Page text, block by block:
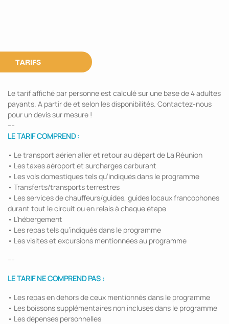
TARIFS
Le tarif affiché par personne est calculé sur une base de 4 adultes
payants. A partir de et selon les disponibilités. Contactez-nous
pour un devis sur mesure !
---
LE TARIF COMPREND :
• Le transport aérien aller et retour au départ de La Réunion
• Les taxes aéroport et surcharges carburant
• Les vols domestiques tels qu’indiqués dans le programme
• Transferts/transports terrestres
• Les services de chauffeurs/guides, guides locaux francophones
durant tout le circuit ou en relais à chaque étape
• L’hébergement
• Les repas tels qu’indiqués dans le programme
• Les visites et excursions mentionnées au programme
---
LE TARIF NE COMPREND PAS :
• Les repas en dehors de ceux mentionnés dans le programme
• Les boissons supplémentaires non incluses dans le programme
• Les dépenses personnelles